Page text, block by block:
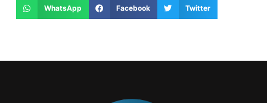
WhatsApp Facebook Twitter